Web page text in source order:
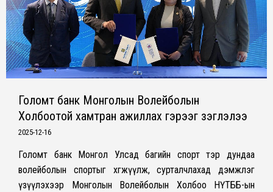
Голомт банк Монголын Волейболын
Холбоотой хамтран ажиллах гэрээг үзэглэлээ
2025-12-16
Голомт банк Монгол Улсад багийн спорт тэр дундаа
волейболын спортыг хөгжүүлж, сурталчлахад дэмжлэг
үзүүлэхээр Монголын Волейболын Холбоо НҮТББ-ын